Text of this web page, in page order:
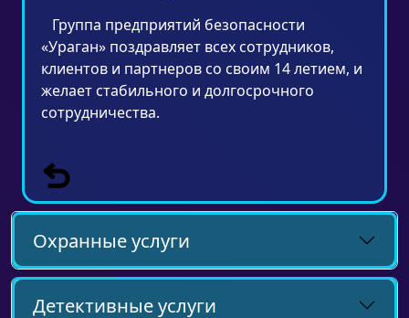
Группа предприятий безопасности
«Ураган» поздравляет всех сотрудников,
клиентов и партнеров со своим 14 летием, и
желает стабильного и долгосрочного
сотрудничества.
Охранные услуги
Детективные услуги